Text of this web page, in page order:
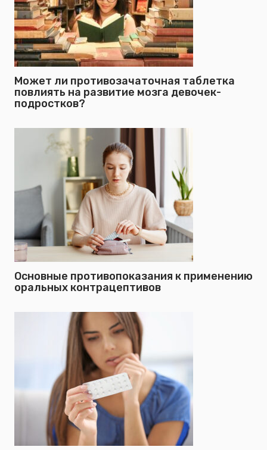
Может ли противозачаточная таблетка
повлиять на развитие мозга девочек-
подростков?
Основные противопоказания к применению
оральных контрацептивов